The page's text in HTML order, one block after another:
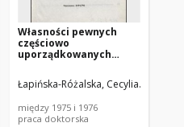
Kiliński, Antoni (1909-1989). Promotor
Własności pewnych
częściowo
uporządkowanych
algebraicznych z
ortouzupełnieniem
Łapińska-Różalska, Cecylia
między 1975 i 1976
praca doktorska